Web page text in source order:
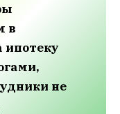
в
ипотеку
не